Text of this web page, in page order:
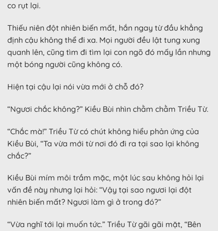
co rụt lại.
Thiếu niên đột nhiên biến mất, hắn ngay từ đầu khẳng
định cậu không thể đi xa. Mọi người đều lật tung xung
quanh lên, cũng tìm đi tìm lại con ngõ đó mấy lần nhưng
một bóng người cũng không có.
Hiện tại cậu lại nói vừa mới ở chỗ đó?
“Ngươi chắc không?” Kiều Bùi nhìn chằm chằm Triều Từ.
“Chắc mà!” Triều Từ có chút không hiểu phản ứng của
Kiều Bùi, “Ta vừa mới từ nơi đó đi ra tại sao lại không
chắc?”
Kiều Bùi mím môi trầm mặc, một lúc sau không hỏi lại
vấn đề này nhưng lại hỏi: “Vậy tại sao ngươi lại đột
nhiên biến mất? Ngươi làm gì ở trong đó?”
“Vừa nghĩ tới lại muốn tức.” Triều Từ gãi gãi mặt, “Bên